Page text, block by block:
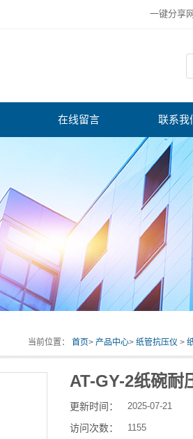
一键分享
在线留言 联系我
当前位置： 首页> 产品中心> 纸管抗压仪 >
AT-GY-2纸碗耐
更新时间： 2025-07-21
访问次数： 1155